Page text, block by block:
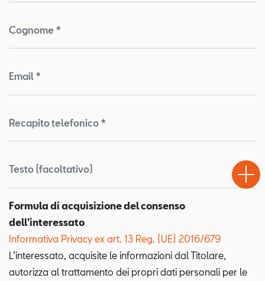
Cognome *
Email *
Recapito telefonico *
Testo (facoltativo)
Formula di acquisizione del consenso
dell'interessato
Informativa Privacy ex art. 13 Reg. (UE) 2016/679
L’interessato, acquisite le informazioni dal Titolare,
autorizza al trattamento dei propri dati personali per le
Drive
Chiama